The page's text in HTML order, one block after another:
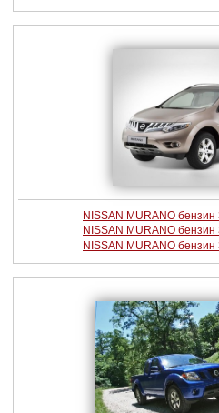
NISSAN MURANO
NISSAN MURANO
NISSAN MURANO